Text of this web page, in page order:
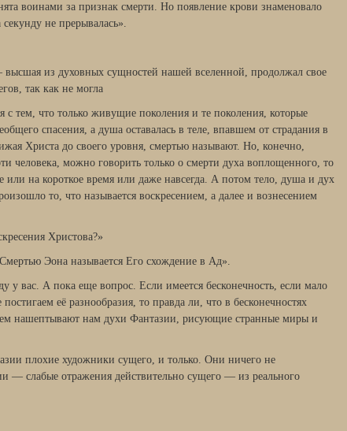
воинами за признак смерти. Но появление крови знаменовало
не прерывалась».
из духовных сущностей нашей вселенной, продолжал свое
так как не могла
тем, что только живущие поколения и те поколения, которые
спасения, а душа оставалась в теле, впавшем от страдания в
Христа до своего уровня, смертью называют. Но, конечно,
человека, можно говорить только о смерти духа воплощенного, то
или на короткое время или даже навсегда. А потом тело, душа и дух
то, что называется воскресением, а далее и вознесением
Христова?»
Эона называется Его схождение в Ад».
у вас. А пока еще вопрос. Если имеется бесконечность, если мало
её разнообразия, то правда ли, что в бесконечностях
нашептывают нам духи Фантазии, рисующие странные миры и
плохие художники сущего, и только. Они ничего не
— слабые отражения действительно сущего — из реального